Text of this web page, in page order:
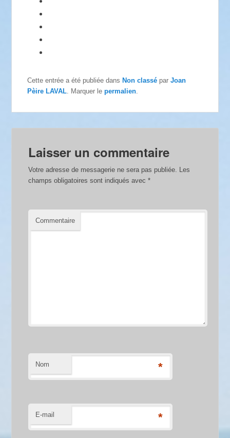
Cette entrée a été publiée dans Non classé parJoan
Pèire LAVAL . Marquer lepermalien
Laisser un commentaire
Votre adresse de messagerie ne sera pas publiée.
Les
champs obligatoires sont indiqués avec*
Commentaire
Nom *
E-mail *